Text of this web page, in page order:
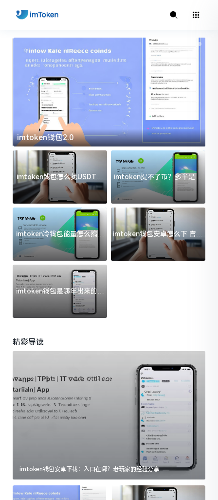
imtoken钱包2.0
imtoken钱包怎么找USDT地
址？三步搞定不踩坑
imtoken提不了币？多半是这
几件事没处理好
imtoken冷钱包能量怎么搞？
过来人告诉你门道
imtoken钱包安卓怎么下 官方
渠道避坑指南
imtoken钱包是哪年出来的？
一文给你说清楚
精彩导读
imtoken钱包安卓下载：入口在哪？老玩家的经验分享